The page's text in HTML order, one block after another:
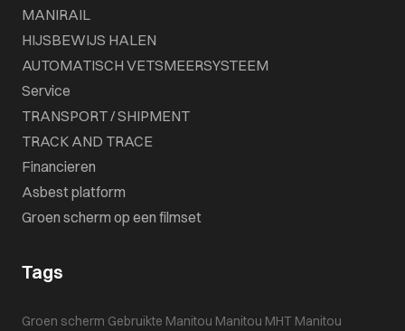
MANIRAIL
HIJSBEWIJS HALEN
AUTOMATISCH VETSMEERSYSTEEM
Service
TRANSPORT / SHIPMENT
TRACK AND TRACE
Financieren
Asbest platform
Groen scherm op een filmset
Tags
Groen scherm Gebruikte Manitou Manitou MHT Manitou